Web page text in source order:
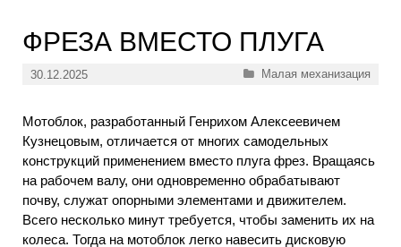
ФРЕЗА ВМЕСТО ПЛУГА
30.12.2025 Рубрики
Малая механизация
Мотоблок, разработанный Генрихом Алексеевичем
Кузнецовым, отличается от многих самодельных
конструкций применением вместо плуга фрез. Вращаясь
на рабочем валу, они одновременно обрабатывают
почву, служат опорными элементами и движителем.
Всего несколько минут требуется, чтобы заменить их на
колеса. Тогда на мотоблок легко навесить дисковую